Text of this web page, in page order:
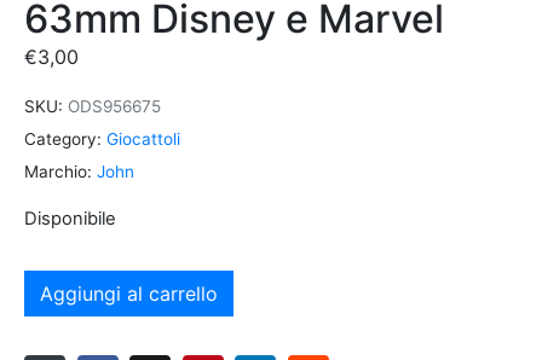
63mm Disney e Marvel
€3,00
SKU: ODS956675
Category: Giocattoli
Marchio: John
Disponibile
Aggiungi al carrello